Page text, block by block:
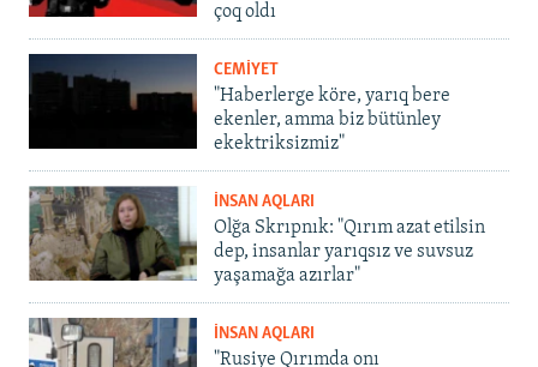
çoq oldı
CEMİYET
"Haberlerge köre, yarıq bere
ekenler, amma biz bütünley
ekektriksizmiz"
İNSAN AQLARI
Olğa Skrıpnık: "Qırım azat etilsin
dep, insanlar yarıqsız ve suvsuz
yaşamağa azırlar"
İNSAN AQLARI
"Rusiye Qırımda onı